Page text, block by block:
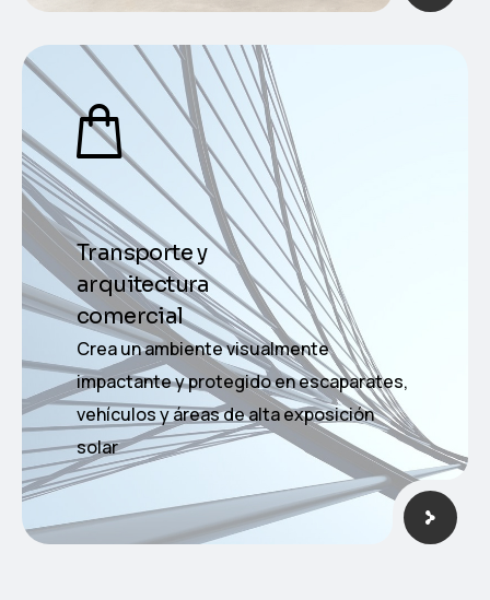
Transporte y
arquitectura
comercial
Crea un ambiente visualmente
impactante y protegido en escaparates,
vehículos y áreas de alta exposición
solar